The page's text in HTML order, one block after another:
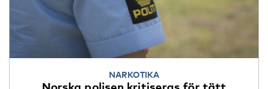
NARKOTIKA
Norska polisen kritiseras för tätt